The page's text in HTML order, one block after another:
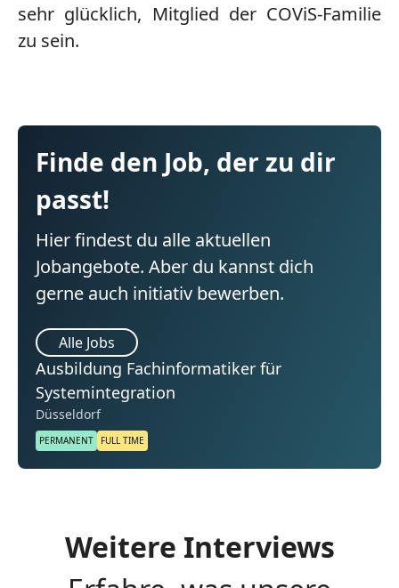
sehr glücklich, Mitglied der COViS-Familie
zu sein.
Finde den Job, der zu dir
passt!
Hier findest du alle aktuellen
Jobangebote. Aber du kannst dich
gerne auch initiativ bewerben.
Alle Jobs
Ausbildung Fachinformatiker für
Systemintegration
Düsseldorf
PERMANENT FULL TIME
Weitere Interviews